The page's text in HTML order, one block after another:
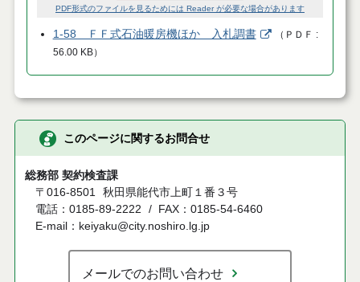
PDF形式のファイルを見るためには Reader が必要な場合があります
1-58 ＦＦ式石油暖房機ほか 入札調書 （ ＰＤＦ
56.00 KB）
このページに関するお問合せ
総務部 契約検査課
〒016-8501 秋田県能代市上町１番３号
電話：0185-89-2222
FAX：0185-54-6460
E-mail：keiyaku@city.noshiro.lg.jp
メールでのお問い合わせ